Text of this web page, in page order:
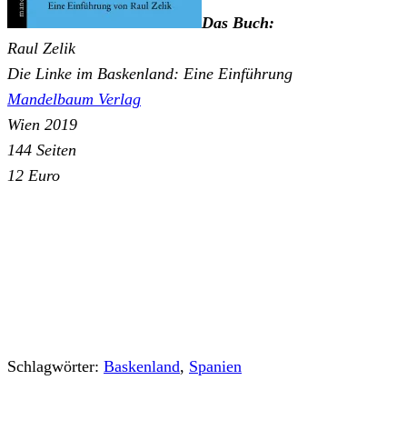
Das Buch:
Raul Zelik
Die Linke im Baskenland: Eine Einführung
Mandelbaum Verlag
Wien 2019
144 Seiten
12 Euro
Schlagwörter: Baskenland, Spanien